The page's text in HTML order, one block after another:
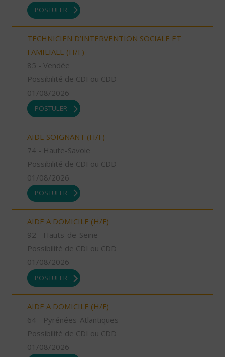
POSTULER
TECHNICIEN D’INTERVENTION SOCIALE ET
FAMILIALE (H/F)
85 - Vendée
Possibilité de CDI ou CDD
01/08/2026
POSTULER
AIDE SOIGNANT (H/F)
74 - Haute-Savoie
Possibilité de CDI ou CDD
01/08/2026
POSTULER
AIDE A DOMICILE (H/F)
92 - Hauts-de-Seine
Possibilité de CDI ou CDD
01/08/2026
POSTULER
AIDE A DOMICILE (H/F)
64 - Pyrénées-Atlantiques
Possibilité de CDI ou CDD
01/08/2026